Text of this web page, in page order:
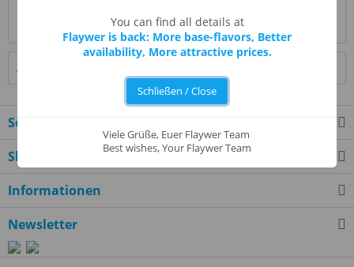
Bewertungen lesen, schreiben und diskutieren...
Ähnliche Artikel
Service Hotline
Shop Service
Informationen
Newsletter
You can find all details at
Flaywer is back: More base-flavors, Better
availability, More attractive prices.
Schließen / Close
Viele Grüße, Euer Flaywer Team
Best wishes, Your Flaywer Team